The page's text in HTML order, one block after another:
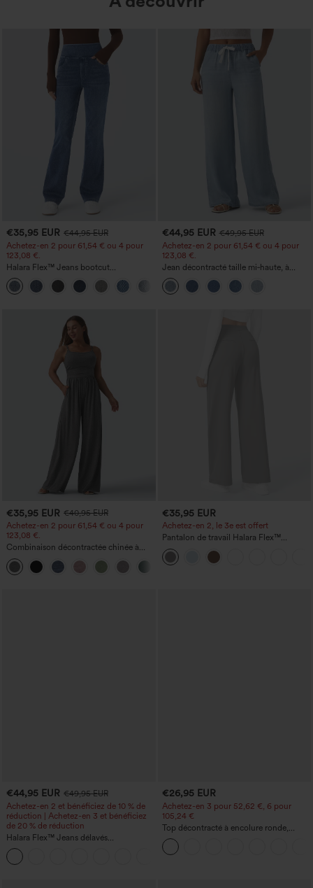
€35,95 EUR €44,95 EUR
Achetez-en 2 pour 61,54 € ou 4 pour
123,08 €.
Halara Flex™ Jeans bootcut
décontractés taille haute, effet délavé,
avec poches
+5
€44,95 EUR €49,95 EUR
Achetez-en 2 pour 61,54 € ou 4 pour
123,08 €.
Jean décontracté taille mi‑haute, à
cordon de serrage, avec poches
€35,95 EUR €40,95 EUR
Achetez-en 2 pour 61,54 € ou 4 pour
123,08 €.
Combinaison décontractée chinée à
bretelles réglables, fronces et jambes
larges, avec poches — facile comme
tout
+10
€35,95 EUR
Achetez-en 2, le 3e est offert
Pantalon de travail Halara Flex™
DayStretch à taille haute, avec poches et
coupe droite
€44,95 EUR €49,95 EUR
Achetez-en 2 et bénéficiez de 10 % de
réduction | Achetez-en 3 et bénéficiez
de 20 % de réduction
Halara Flex™ Jeans délavés
décontractés, coupe baggy à jambe
large, taille basse asymétrique, poches
zippées
€26,95 EUR
Achetez-en 3 pour 52,62 €, 6 pour
105,24 €
Top décontracté à encolure ronde,
manches chauve-souris et coupe ample